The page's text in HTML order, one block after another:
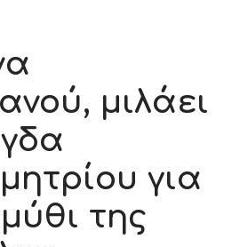
μιλάει
για
της